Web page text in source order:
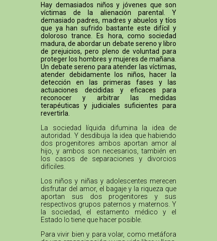
Hay demasiados niños y jóvenes que son
víctimas de la alienación parental. Y
demasiado padres, madres y abuelos y tíos
que ya han sufrido bastante este difícil y
doloroso trance. Es hora, como sociedad
madura, de abordar un debate sereno y libro
de prejuicios, pero pleno de voluntad para
proteger los hombres y mujeres de mañana.
Un debate sereno para atender las víctimas,
atender debidamente los niños, hacer la
detección en las primeras fases y las
actuaciones decididas y eficaces para
reconocer y arbitrar las medidas
terapéuticas y judiciales suficientes para
revertirla.
La sociedad líquida difumina la idea de
autoridad. Y desdibuja la idea que habiendo
dos progenitores ambos aportan amor al
hijo, y ambos son necesarios, también en
los casos de separaciones y divorcios
difíciles.
Los niños y niñas y adolescentes merecen
disfrutar del amor, el bagaje y la riqueza que
aportan sus dos progenitores y sus
respectivos grupos paternos y maternos. Y
la sociedad, el estamento médico y el
Estado lo tiene que hacer posible.
Para vivir bien y para volar, como metáfora